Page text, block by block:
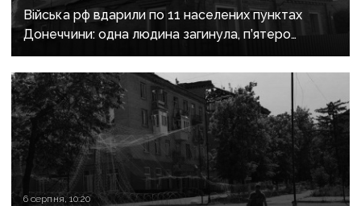
Війська рф вдарили по 11 населених пунктах
Донеччини: одна людина загинула, п’ятеро
поранені
6 серпня, 10:20